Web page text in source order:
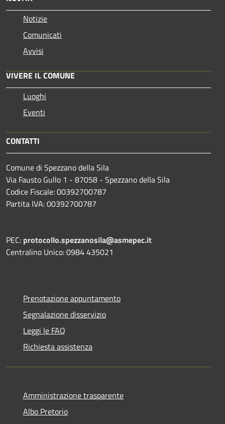
Notizie
Comunicati
Avvisi
VIVERE IL COMUNE
Luoghi
Eventi
CONTATTI
Comune di Spezzano della Sila
Via Fausto Gullo 1 - 87058 - Spezzano della Sila
Codice Fiscale: 00392700787
Partita IVA: 00392700787
PEC: protocollo.spezzanosila@asmepec.it
Centralino Unico: 0984 435021
Prenotazione appuntamento
Segnalazione disservizio
Leggi le FAQ
Richiesta assistenza
Amministrazione trasparente
Albo Pretorio